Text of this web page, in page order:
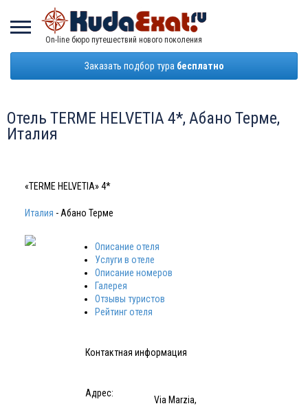
On-line бюро путешествий нового поколения
Заказать подбор тура бесплатно
Отель TERME HELVETIA 4*, Абано Терме,
Италия
«TERME HELVETIA» 4*
Италия - Абано Терме
Описание отеля
Услуги в отеле
Описание номеров
Галерея
Отзывы туристов
Рейтинг отеля
Контактная информация
Адрес:
Via Marzia,